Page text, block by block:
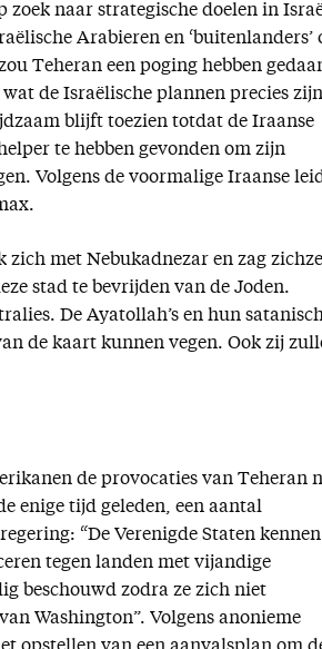
naar strategische doelen in
Arabieren en ‘buitenlanders’
Teheran een poging hebben
de Israëlische plannen precies
blijft toezien totdat de Iraanse
te hebben gevonden om zijn
Volgens de voormalige Iraanse
zich met Nebukadnezar en zag
stad te bevrijden van de Joden.
De Ayatollah’s en hun
de kaart kunnen vegen. Ook zij
de provocaties van Teheran
enige tijd geleden, een aantal
“De Verenigde Staten kennen
tegen landen met vijandige
beschouwd zodra ze zich niet
Washington”. Volgens anonieme